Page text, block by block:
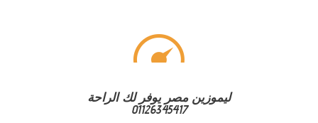
ليموزين مصر يوفر لك الراحة
01126345417